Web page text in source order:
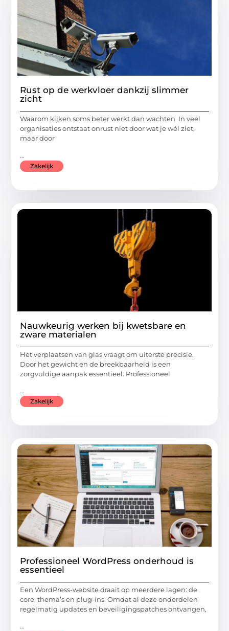
Rust op de werkvloer dankzij slimmer
zicht
Waarom kijken soms beter werkt dan wachten In veel
organisaties ontstaat onrust niet door wat je wél ziet,
maar door
...
Zakelijk
Nauwkeurig werken bij kwetsbare en
zware materialen
Het verplaatsen van glas vraagt om uiterste precisie.
Door het gewicht en de breekbaarheid is een
zorgvuldige aanpak essentieel. Professioneel
...
Zakelijk
Professioneel WordPress onderhoud is
essentieel
Een WordPress-website draait op meerdere lagen: de
core, thema’s en plug-ins. Omdat al deze onderdelen
regelmatig updates en beveiligingspatches ontvangen,
...